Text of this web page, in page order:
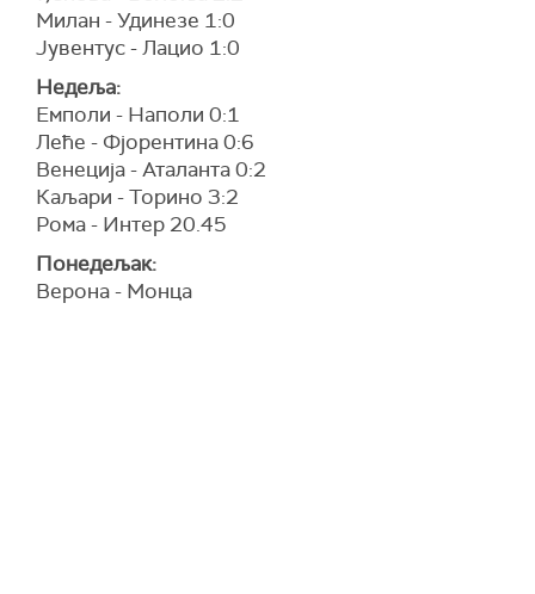
Милан - Удинезе 1:0
Јувентус - Лацио 1:0
Недеља:
Емполи - Наполи 0:1
Леће - Фјорентина 0:6
Венеција - Аталанта 0:2
Каљари - Торино 3:2
Рома - Интер 20.45
Понедељак:
Верона - Монца